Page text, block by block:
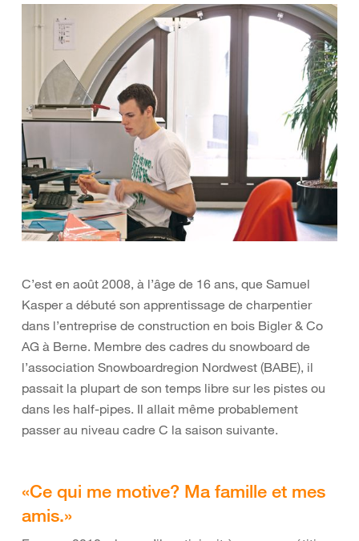
C’est en août 2008, à l’âge de 16 ans, que Samuel
Kasper a débuté son apprentissage de charpentier
dans l’entreprise de construction en bois Bigler & Co
AG à Berne. Membre des cadres du snowboard de
l’association Snowboardregion Nordwest (BABE), il
passait la plupart de son temps libre sur les pistes ou
dans les half-pipes. Il allait même probablement
passer au niveau cadre C la saison suivante.
«Ce qui me motive? Ma famille et mes
amis.»